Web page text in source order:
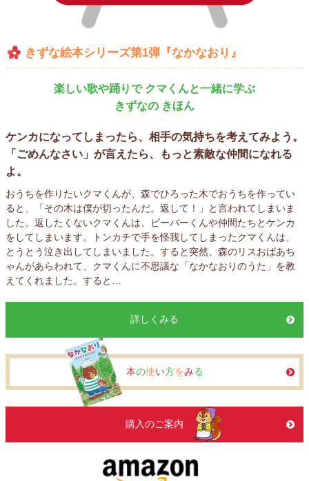
きずな絵本シリーズ第1弾『なかなおり』
楽しい歌や踊りで クマくんと一緒に学ぶ
きずなの きほん
ケンカになってしまったら、相手の気持ちを考えてみよう。
「ごめんなさい」が言えたら、もっと素敵な仲間になれる
よ。
おうちを作りたいクマくんが、森でひろった木でおうちを作ってい
ると、「その木は僕が切ったんだ。返して！」と言われてしまいま
した。返したくないクマくんは、ビーバーくんや仲間たちとケンカ
をしてしまいます。トンカチで手を怪我してしまったクマくんは、
とうとう泣き出してしまいました。すると突然、森のリスおばあち
ゃんがあらわれて、クマくんに不思議な「なかなおりのうた」を教
えてくれました。すると…
詳しくみる
本の使い方をみ る
購入のご案内